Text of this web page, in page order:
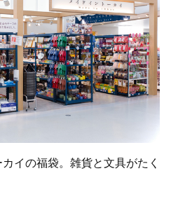
イの福袋。雑貨と文具がたく